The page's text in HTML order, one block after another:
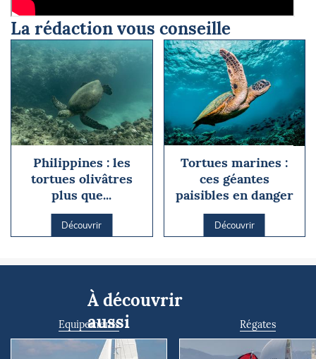
La rédaction vous conseille
Philippines : les
tortues olivâtres
plus que...
Découvrir
Tortues marines :
ces géantes
paisibles en danger
Découvrir
À découvrir
aussi
Equipements Régates